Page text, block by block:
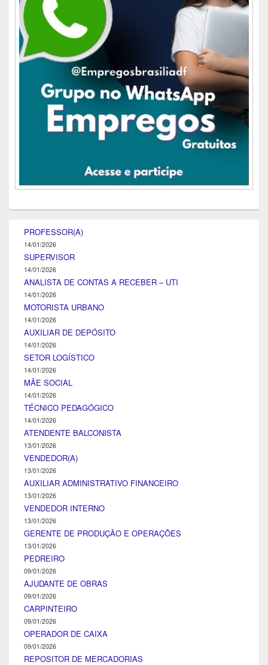
PROFESSOR(A)
14/01/2026
SUPERVISOR
14/01/2026
ANALISTA DE CONTAS A RECEBER – UTI
14/01/2026
MOTORISTA URBANO
14/01/2026
AUXILIAR DE DEPÓSITO
14/01/2026
SETOR LOGÍSTICO
14/01/2026
MÃE SOCIAL
14/01/2026
TÉCNICO PEDAGÓGICO
14/01/2026
ATENDENTE BALCONISTA
13/01/2026
VENDEDOR(A)
13/01/2026
AUXILIAR ADMINISTRATIVO FINANCEIRO
13/01/2026
VENDEDOR INTERNO
13/01/2026
GERENTE DE PRODUÇÃO E OPERAÇÕES
13/01/2026
PEDREIRO
09/01/2026
AJUDANTE DE OBRAS
09/01/2026
CARPINTEIRO
09/01/2026
OPERADOR DE CAIXA
09/01/2026
REPOSITOR DE MERCADORIAS